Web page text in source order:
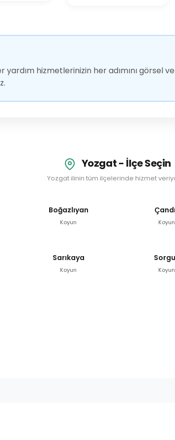
yardım hizmetlerinizin her adımını görsel
Yozgat - İlçe Seçin
Yozgat ilinin tüm ilçelerinde hizmet
Boğazlıyan
Koyun Koyun
Sarıkaya
Koyun Koyun